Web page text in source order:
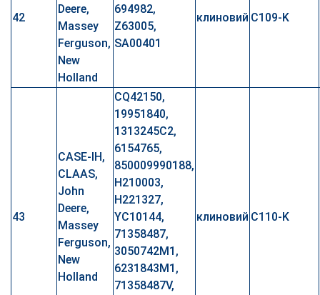
42
Deere,
Massey
Ferguson,
New
Holland
694982,
Z63005,
SA00401
клиновий C109-K
43
CASE-IH,
CLAAS,
John
Deere,
Massey
Ferguson,
New
Holland
CQ42150,
19951840,
1313245C2,
6154765,
850009990188,
H210003,
H221327,
YC10144,
71358487,
3050742M1,
6231843M1,
71358487V,
клиновий C110-K